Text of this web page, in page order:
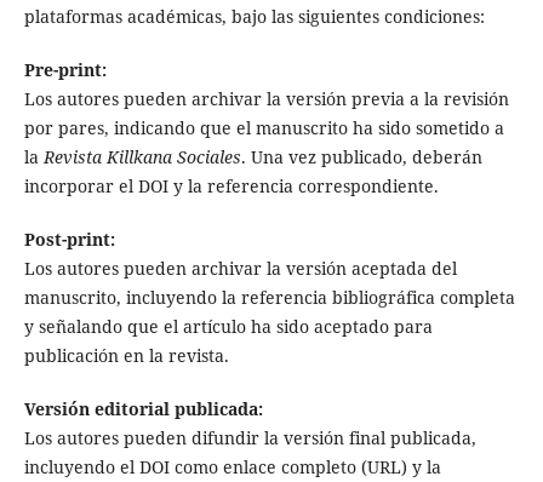
plataformas académicas, bajo las siguientes condiciones:
Pre-print:
Los autores pueden archivar la versión previa a la revisión
por pares, indicando que el manuscrito ha sido sometido a
laRevista Killkana Sociales. Una vez publicado, deberán
incorporar el DOI y la referencia correspondiente.
Post-print:
Los autores pueden archivar la versión aceptada del
manuscrito, incluyendo la referencia bibliográfica completa
y señalando que el artículo ha sido aceptado para
publicación en la revista.
Versión editorial publicada:
Los autores pueden difundir la versión final publicada,
incluyendo el DOI como enlace completo (URL) y la